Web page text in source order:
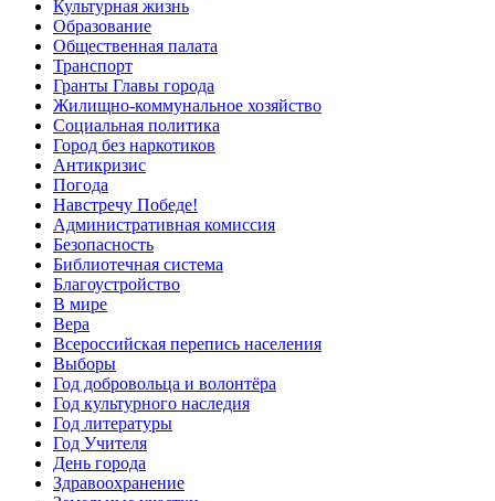
Культурная жизнь
Образование
Общественная палата
Транспорт
Гранты Главы города
Жилищно-коммунальное хозяйство
Социальная политика
Город без наркотиков
Антикризис
Погода
Навстречу Победе!
Административная комиссия
Безопасность
Библиотечная система
Благоустройство
В мире
Вера
Всероссийская перепись населения
Выборы
Год добровольца и волонтёра
Год культурного наследия
Год литературы
Год Учителя
День города
Здравоохранение